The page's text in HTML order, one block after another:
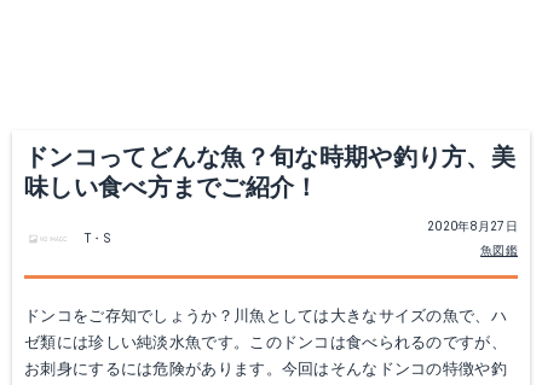
ドンコってどんな魚？旬な時期や釣り方、美
味しい食べ方までご紹介！
2020年8月27日
魚図鑑
T・S
ドンコをご存知でしょうか？川魚としては大きなサイズの魚で、ハ
ゼ類には珍しい純淡水魚です。このドンコは食べられるのですが、
お刺身にするには危険があります。今回はそんなドンコの特徴や釣